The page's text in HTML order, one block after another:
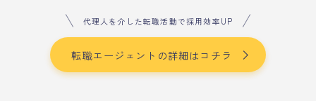
代理人を介した転職活動で採用効率UP
転職エージェントの詳細はコチラ